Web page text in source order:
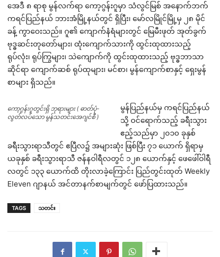
အေဒီ ၈ ရာစု မွန်လက်ရာ ကော့ဂွန်းဂူမှာ သံလွင်မြစ် အနောက်ဘက်
ကရင်ပြည်နယ် ဘားအံမြို့နယ်တွင် ရှိပြီး၊ မော်လမြိုင်မြို့မှ ၂၈ မိုင်
ခန့် ကွာဝေးသည်။ ဂူ၏ ကျောက်နံရံများတွင် မြေမီးဖုတ် အုတ်ခွက်
ဗုဒ္ဓဆင်းတုတော်များ၊ ထုံးကျောက်သားကို ထွင်းထုထားသည့်
ရုပ်လုံး၊ ရုပ်ကြွများ၊ သဲကျောက်ကို ထွင်းထုထားသည့် ဗုဒ္ဓဘာသာ
ဆိုင်ရာ ကျောက်ဆစ် ရုပ်ထုများ၊ မင်စာ၊ မွန်ကျောက်စာနှင့် ရှေးမွန်
စာများ ရှိသည်။
ကော့ဂွန်းဂူတွင်းရှိ ဘုရားများ ( ဓာတ်ပုံ-
လွတ်လပ်သော မွန်သတင်းအေဂျင်စီ )
မွန်ပြည်နယ်မှ ကရင်ပြည်နယ်
သို့ ဝင်ရောက်သည့် ခရီးသွား
ဧည့်သည်မှာ ၂၀၁၀ ခုနှစ်
ခရီးသွားရာသီတွင် ဧပြီလ၌ အများဆုံး ဖြစ်ပြီး ၇၁ ယောက် ရှိရာမှ
ယခုနှစ် ခရီးသွားရာသီ ဇန်နဝါရီလတွင် ၁၂၈ ယောက်နှင့် ဖေဖေါ်ဝါရီ
လတွင် ၁၃၃ ယောက်ထိ တိုးလာခဲ့ကြောင်း ပြည်တွင်းထုတ် Weekly
Eleven ဂျာနယ် အင်တာနက်စာမျက်တွင် ဖော်ပြထားသည်။
TAGS သတင်း